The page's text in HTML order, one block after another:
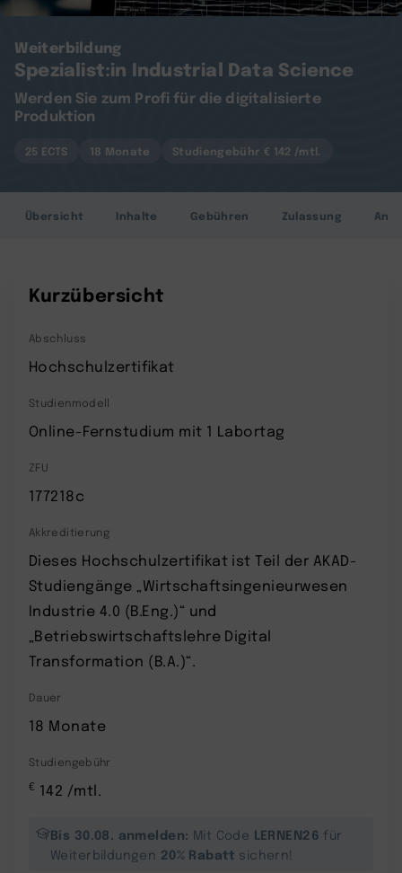
Weiterbildung
Spezialist:in Industrial Data Science
Werden Sie zum Profi für die digitalisierte
Produktion
25 ECTS 18 Monate Studiengebühr € 142 /mtl.
Übersicht Inhalte Gebühren Zulassung
Kurzübersicht
Abschluss
Hochschulzertifikat
Studienmodell
Online-Fernstudium mit 1 Labortag
ZFU
177218c
Akkreditierung
Dieses Hochschulzertifikat ist Teil der AKAD-
Studiengänge „Wirtschaftsingenieurwesen
Industrie 4.0 (B.Eng.)“ und
„Betriebswirtschaftslehre Digital
Transformation (B.A.)“.
Dauer
18 Monate
Studiengebühr
€ 142 /mtl.
Bis 30.08. anmelden: Mit Code LERNEN26 für
Weiterbildungen 20% Rabatt sichern!